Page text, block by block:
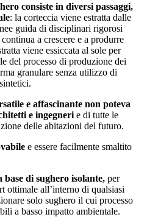
consiste in diversi passaggi,
: la corteccia viene estratta dalle
guida di disciplinari rigorosi
a crescere e a produrre
viene essiccata al sole per
del processo di produzione dei
granulare senza utilizzo di
e affascinante non poteva
e ingegneri e di tutte le
delle abitazioni del futuro.
e essere facilmente smaltito
base di sughero isolante, per
ottimale all’interno di qualsiasi
solo sughero il cui processo
a basso impatto ambientale.